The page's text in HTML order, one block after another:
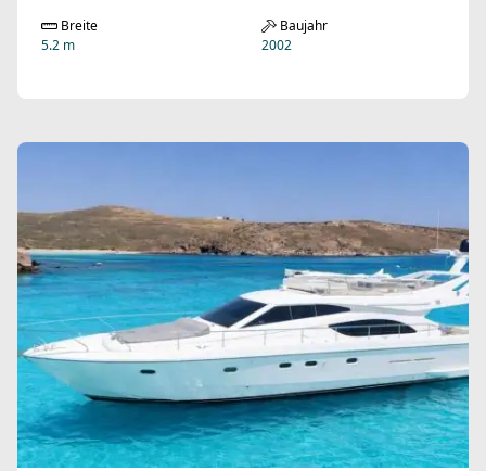
Breite
5.2 m
Baujahr
2002